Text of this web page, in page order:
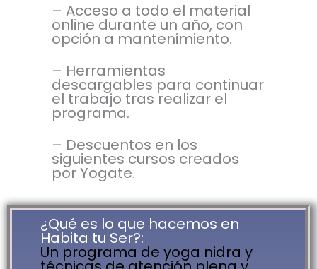
– Acceso a todo el material
online durante un año, con
opción a mantenimiento.
– Herramientas
descargables para continuar
el trabajo tras realizar el
programa.
– Descuentos en los
siguientes cursos creados
por Yogate.
¿Qué es lo que hacemos en
Habita tu Ser?:
Un programa de yoga nidra y